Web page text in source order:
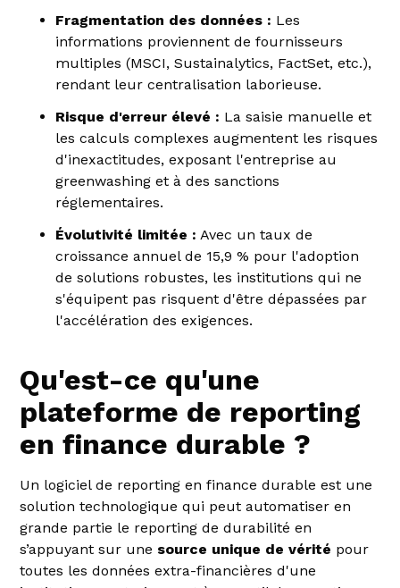
Fragmentation des données : Les
informations proviennent de fournisseurs
multiples (MSCI, Sustainalytics, FactSet, etc.),
rendant leur centralisation laborieuse.
Risque d'erreur élevé : La saisie manuelle et
les calculs complexes augmentent les risques
d'inexactitudes, exposant l'entreprise au
greenwashing et à des sanctions
réglementaires.
Évolutivité limitée : Avec un taux de
croissance annuel de 15,9 % pour l'adoption
de solutions robustes, les institutions qui ne
s'équipent pas risquent d'être dépassées par
l'accélération des exigences.
Qu'est-ce qu'une
plateforme de reporting
en finance durable ?
Un logiciel de reporting en finance durable est une
solution technologique qui peut automatiser en
grande partie le reporting de durabilité en
s’appuyant sur une source unique de vérité pour
toutes les données extra-financières d'une